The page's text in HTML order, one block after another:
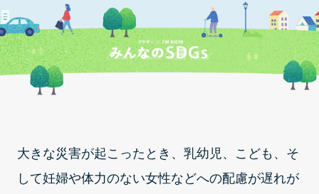
大きな災害が起こったとき、乳幼児、こども、そ
して妊婦や体力のない女性などへの配慮が遅れが